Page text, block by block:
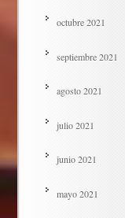
octubre 2021
septiembre 2021
agosto 2021
julio 2021
junio 2021
mayo 2021